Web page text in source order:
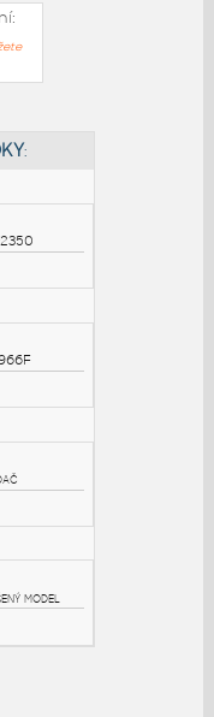
BLOKY
WE2350
966F